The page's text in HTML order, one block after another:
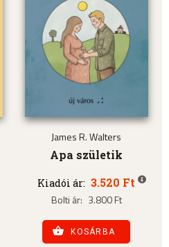
James R. Walters
Apa születik
Kiadói ár: 3.520 Ft
Bolti ár: 3.800 Ft
KOSÁRBA